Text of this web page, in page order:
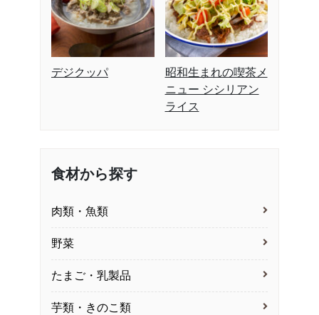
デジクッパ
昭和生まれの喫茶メ
ニュー シシリアン
ライス
食材から探す
肉類・魚類
野菜
たまご・乳製品
芋類・きのこ類